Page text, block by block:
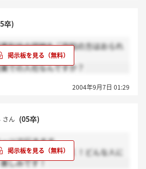
ては、事業展開で仕掛けている段
支社のビルは立派でしたが、会社
め、多少追求した事から面接のみ
ここに入社される方は、後悔しな
さい。私から言える事は、この企
事が判明しました。
卒)
業利益の詳細をご存知の方はおられ
での入社なんですか？
2004年9月7日 01:29
さん (05卒)
ツで行きます。
ん。どうぞよろしく！どんな人に
しみです！